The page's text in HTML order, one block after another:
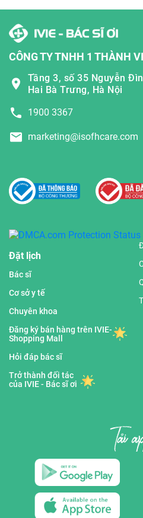
CÔNG TY TNHH 1 THÀNH
Tầng 3, số 35 Nguyễn
Hai Bà Trưng, Hà Nội
1900 3367
marketing@isofhcare.com
Đặt lịch
Bác sĩ
Cơ sở y tế
Chuyên khoa
Đăng ký bán hàng trên IVIE-
Shopping Mall
Hỏi đáp bác sĩ
Trở thành đối tác
của IVIE - Bác sĩ ơi